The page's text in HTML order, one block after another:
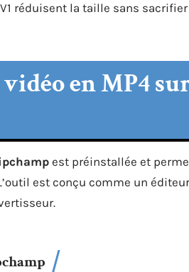
réduisent la taille sans
en MP4
est préinstallée et
est conçu comme un